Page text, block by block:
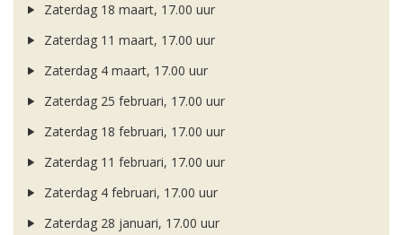
Zaterdag 18 maart, 17.00 uur
Zaterdag 11 maart, 17.00 uur
Zaterdag 4 maart, 17.00 uur
Zaterdag 25 februari, 17.00 uur
Zaterdag 18 februari, 17.00 uur
Zaterdag 11 februari, 17.00 uur
Zaterdag 4 februari, 17.00 uur
Zaterdag 28 januari, 17.00 uur